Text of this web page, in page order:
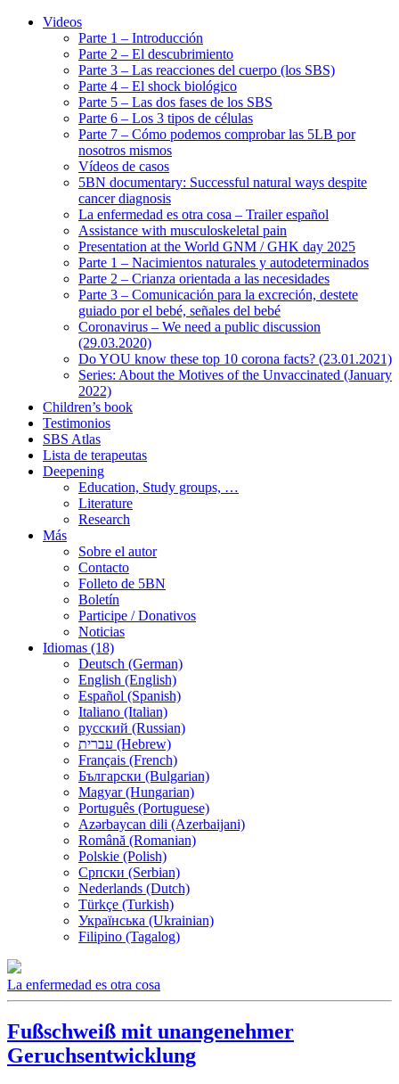
Videos
Parte 1 – Introducción
Parte 2 – El descubrimiento
Parte 3 – Las reacciones del cuerpo (los SBS)
Parte 4 – El shock biológico
Parte 5 – Las dos fases de los SBS
Parte 6 – Los 3 tipos de células
Parte 7 – Cómo podemos comprobar las 5LB por
nosotros mismos
Vídeos de casos
5BN documentary: Successful natural ways despite
cancer diagnosis
La enfermedad es otra cosa – Trailer español
Assistance with musculoskeletal pain
Presentation at the World GNM / GHK day 2025
Parte 1 – Nacimientos naturales y autodeterminados
Parte 2 – Crianza orientada a las necesidades
Parte 3 – Comunicación para la excreción, destete
guiado por el bebé, señales del bebé
Coronavirus – We need a public discussion
(29.03.2020)
Do YOU know these top 10 corona facts? (23.01.2021)
Series: About the Motives of the Unvaccinated (January
2022)
Children’s book
Testimonios
SBS Atlas
Lista de terapeutas
Deepening
Education, Study groups, …
Literature
Research
Más
Sobre el autor
Contacto
Folleto de 5BN
Boletín
Participe / Donativos
Noticias
Idiomas (18)
Deutsch (German)
English (English)
Español (Spanish)
Italiano (Italian)
русский (Russian)
עברית (Hebrew)
Français (French)
Български (Bulgarian)
Magyar (Hungarian)
Português (Portuguese)
Azərbaycan dili (Azerbaijani)
Română (Romanian)
Polskie (Polish)
Српски (Serbian)
Nederlands (Dutch)
Türkçe (Turkish)
Українська (Ukrainian)
Filipino (Tagalog)
La enfermedad es otra cosa
Fußschweiß mit unangenehmer
Geruchsentwicklung